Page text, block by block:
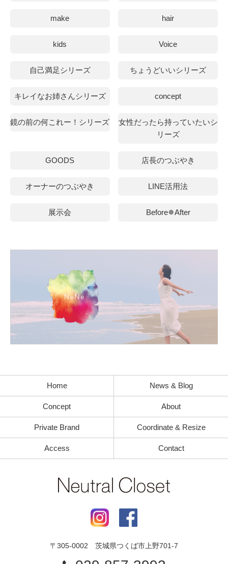
make hair
kids Voice
自己満足シリーズ ちょうどいいシリーズ
キレイなお姉さんシリーズ concept
鏡の前の何これー！シリーズ
女性だったら持っていたいシ
リーズ
GOODS 店長のつぶやき
オーナーのつぶやき LINE活用法
展示会 Before✵After
Home News & Blog
Concept About
Private Brand Coordinate & Resize
Access Contact
〒 305-0002 茨城県つくば市 上野701-7